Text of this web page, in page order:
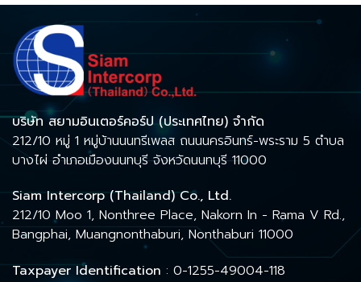
บริษัท สยามอินเตอร์คอร์ป (ประเทศไทย) จำกัด
212/10 หมู่ 1 หมู่บ้านนนทรีเพลส ถนนนครอินทร์-พระราม 5 ตำบล
บางไผ่ อำเภอเมืองนนทบุรี จังหวัดนนทบุรี 11000
Siam Intercorp (Thailand) Co., Ltd.
212/10 Moo 1, Nonthree Place, Nakorn In - Rama V Rd.,
Bangphai, Muangnonthaburi, Nonthaburi 11000
Taxpayer Identification : 0-1255-49004-118